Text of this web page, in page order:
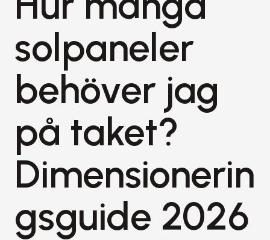
solpaneler
behöver jag
på taket?
Dimensionerin
gsguide 2026